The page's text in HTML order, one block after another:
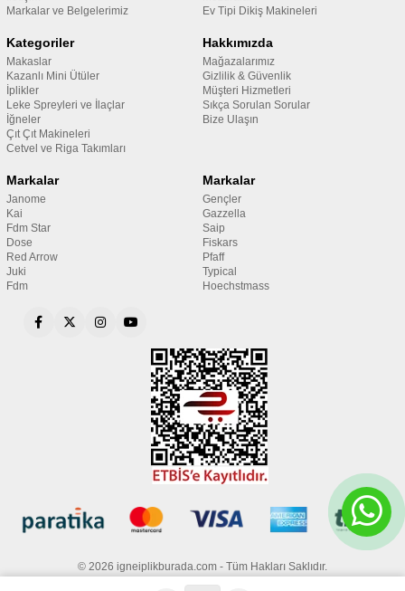
Markalar ve Belgelerimiz
Ev Tipi Dikiş Makineleri
Kategoriler
Makaslar
Kazanlı Mini Ütüler
İplikler
Leke Spreyleri ve İlaçlar
İğneler
Çıt Çıt Makineleri
Cetvel ve Riga Takımları
Hakkımızda
Mağazalarımız
Gizlilik & Güvenlik
Müşteri Hizmetleri
Sıkça Sorulan Sorular
Bize Ulaşın
Markalar
Janome
Kai
Fdm Star
Dose
Red Arrow
Juki
Fdm
Markalar
Gençler
Gazzella
Saip
Fiskars
Pfaff
Typical
Hoechstmass
© 2026 igneiplikburada.com - Tüm Hakları Saklıdır.